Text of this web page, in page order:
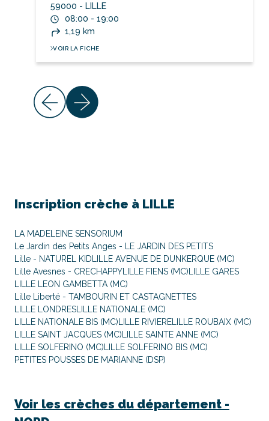
59000 - LILLE
08:00 - 19:00
1,19 km
VOIR LA FICHE
Inscription crèche à LILLE
LA MADELEINE SENSORIUM
Le Jardin des Petits Anges - LE JARDIN DES PETITS
Lille - NATUREL KID LILLE AVENUE DE DUNKERQUE (MC)
Lille Avesnes - CRECHAPPY LILLE FIENS (MC) LILLE GARES
LILLE LEON GAMBETTA (MC)
Lille Liberté - TAMBOURIN ET CASTAGNETTES
LILLE LONDRES LILLE NATIONALE (MC)
LILLE NATIONALE BIS (MC) LILLE RIVIERE LILLE ROUBAIX (MC)
LILLE SAINT JACQUES (MC) LILLE SAINTE ANNE (MC)
LILLE SOLFERINO (MC) LILLE SOLFERINO BIS (MC)
PETITES POUSSES DE MARIANNE (DSP)
Voir les crèches du département -